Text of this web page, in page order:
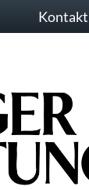
Kontakt